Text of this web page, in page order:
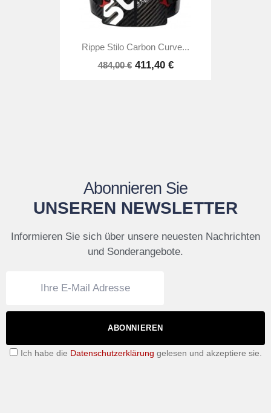
Rippe Stilo Carbon Curve...
484,00 € 411,40 €
Abonnieren Sie
UNSEREN NEWSLETTER
Informieren Sie sich über unsere neuesten Nachrichten
und Sonderangebote.
ABONNIEREN
Ich habe die Datenschutzerklärung gelesen und akzeptiere sie.